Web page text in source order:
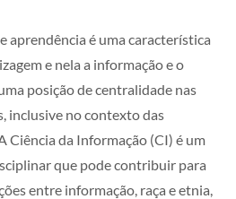
aprendência é uma característica
e nela a informação e o
posição de centralidade nas
inclusive no contexto das
Ciência da Informação (CI) é um
que pode contribuir para
entre informação, raça e etnia,